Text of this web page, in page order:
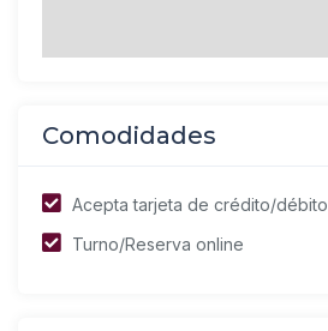
Comodidades
Acepta tarjeta de crédito/débito
Turno/Reserva online